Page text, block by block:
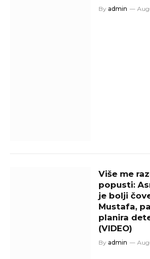
By admin
Više me
popusti:
je bolji
Mustafa,
planira
(VIDEO)
By admin